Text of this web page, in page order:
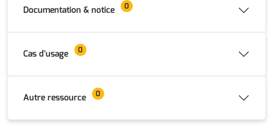
Documentation & notice 0
Cas d'usage 0
Autre ressource 0